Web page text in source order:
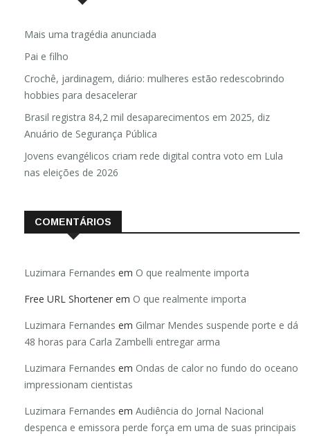
Mais uma tragédia anunciada
Pai e filho
Crochê, jardinagem, diário: mulheres estão redescobrindo
hobbies para desacelerar
Brasil registra 84,2 mil desaparecimentos em 2025, diz
Anuário de Segurança Pública
Jovens evangélicos criam rede digital contra voto em Lula
nas eleições de 2026
COMENTÁRIOS
Luzimara Fernandes em O que realmente importa
Free URL Shortener em O que realmente importa
Luzimara Fernandes em Gilmar Mendes suspende porte e dá
48 horas para Carla Zambelli entregar arma
Luzimara Fernandes em Ondas de calor no fundo do oceano
impressionam cientistas
Luzimara Fernandes em Audiência do Jornal Nacional
despenca e emissora perde força em uma de suas principais